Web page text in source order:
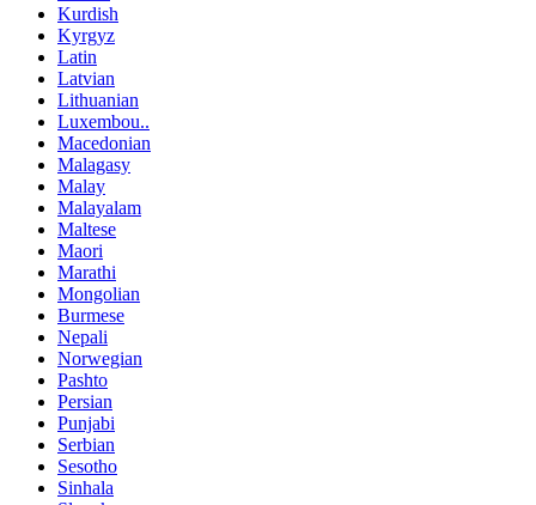
Kurdish
Kyrgyz
Latin
Latvian
Lithuanian
Luxembou..
Macedonian
Malagasy
Malay
Malayalam
Maltese
Maori
Marathi
Mongolian
Burmese
Nepali
Norwegian
Pashto
Persian
Punjabi
Serbian
Sesotho
Sinhala